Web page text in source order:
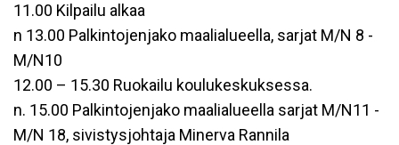
11.00 Kilpailu alkaa
n 13.00 Palkintojenjako maalialueella, sarjat M/N 8 -
M/N10
12.00 – 15.30 Ruokailu koulukeskuksessa.
n. 15.00 Palkintojenjako maalialueella sarjat M/N11 -
M/N 18, sivistysjohtaja Minerva Rannila